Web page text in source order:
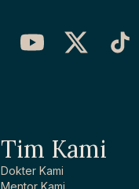
Tim Kami
Dokter Kami
Mentor Kami